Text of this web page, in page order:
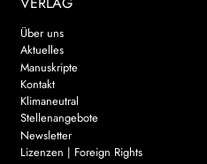
Über uns
Aktuelles
Manuskripte
Kontakt
Klimaneutral
Stellenangebote
Newsletter
Lizenzen | Foreign Rights